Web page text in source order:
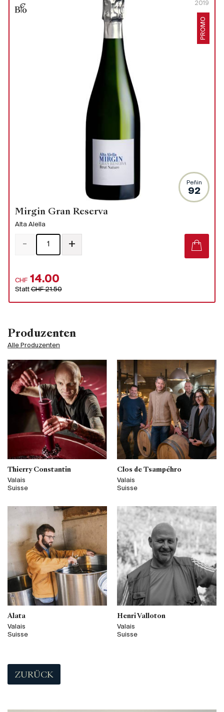
Produzenten
Alle Produzenten
Thierry Constantin
Valais
Suisse
Clos de Tsampéhro
Valais
Suisse
Alata
Valais
Suisse
Henri Valloton
Valais
Suisse
ZURÜCK
2019
PROMO
Peñin
92
Mirgin Gran Reserva
Alta Alella
CHF 14.00
StattCHF 21.50
- +